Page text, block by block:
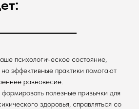
психологическое состояние,
эффективные практики помогают
равновесие.
полезные привычки для
здоровья, справляться со